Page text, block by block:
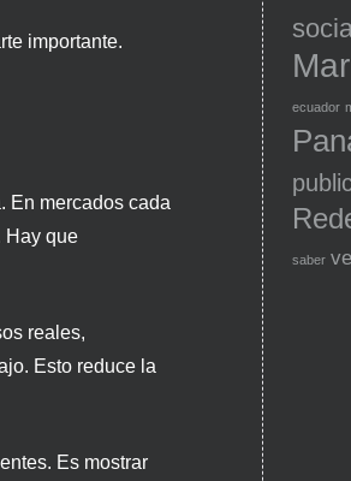
importante.
En mercados cada
Hay que
reales,
Esto reduce la
Es mostrar
ecuador
saber